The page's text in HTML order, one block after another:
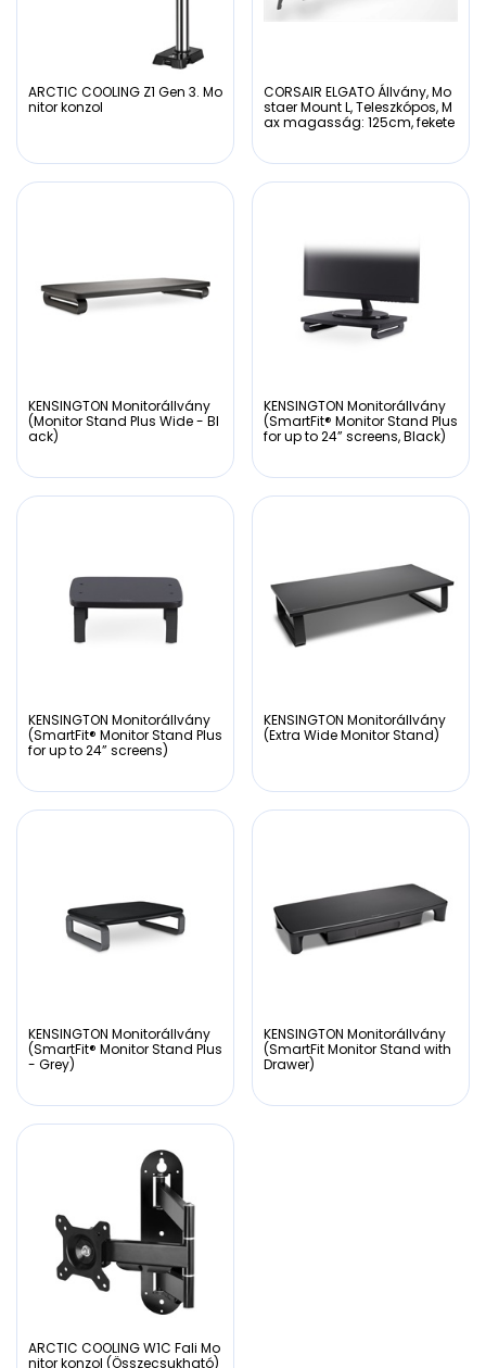
ARCTIC COOLING Z1 Gen 3. Mo
nitor konzol
CORSAIR ELGATO Állvány, Mo
staer Mount L, Teleszkópos, M
ax magasság: 125cm, fekete
KENSINGTON Monitorállvány
(Monitor Stand Plus Wide - Bl
ack)
KENSINGTON Monitorállvány
(SmartFit® Monitor Stand Plus
for up to 24” screens, Black)
KENSINGTON Monitorállvány
(SmartFit® Monitor Stand Plus
for up to 24” screens)
KENSINGTON Monitorállvány
(Extra Wide Monitor Stand)
KENSINGTON Monitorállvány
(SmartFit® Monitor Stand Plus
- Grey)
KENSINGTON Monitorállvány
(SmartFit Monitor Stand with
Drawer)
ARCTIC COOLING W1C Fali Mo
nitor konzol (Összecsukható)